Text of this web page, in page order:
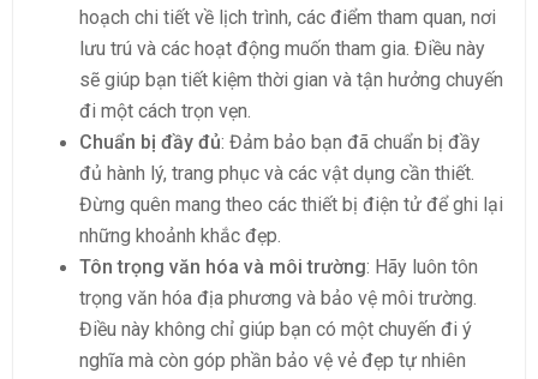
hoạch chi tiết về lịch trình, các điểm tham quan, nơi
lưu trú và các hoạt động muốn tham gia. Điều này
sẽ giúp bạn tiết kiệm thời gian và tận hưởng chuyến
đi một cách trọn vẹn.
Chuẩn bị đầy đủ: Đảm bảo bạn đã chuẩn bị đầy
đủ hành lý, trang phục và các vật dụng cần thiết.
Đừng quên mang theo các thiết bị điện tử để ghi lại
những khoảnh khắc đẹp.
Tôn trọng văn hóa và môi trường: Hãy luôn tôn
trọng văn hóa địa phương và bảo vệ môi trường.
Điều này không chỉ giúp bạn có một chuyến đi ý
nghĩa mà còn góp phần bảo vệ vẻ đẹp tự nhiên